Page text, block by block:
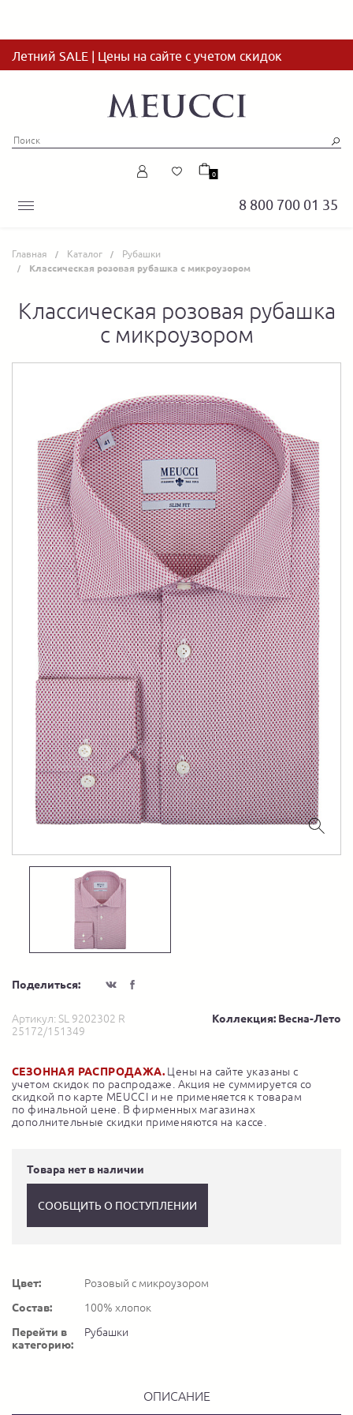
Летний SALE | Цены на сайте с учетом скидок
8 800 700 01 35
0
Главная Каталог Рубашки
Классическая розовая рубашка с микроузором
Классическая розовая рубашка
с микроузором
Поделиться:
Артикул: SL 9202302 R
25172/151349
Коллекция: Весна-Лето
СЕЗОННАЯ РАСПРОДАЖА. Цены на сайте указаны с
учетом скидок по распродаже. Акция не суммируется со
скидкой по карте MEUCCI и не применяется к товарам
по финальной цене. В фирменных магазинах
дополнительные скидки применяются на кассе.
Товара нет в наличии
СООБЩИТЬ О ПОСТУПЛЕНИИ
Цвет:
Розовый с микроузором
Состав:
100% хлопок
Перейти в
категорию:
Рубашки
ОПИСАНИЕ